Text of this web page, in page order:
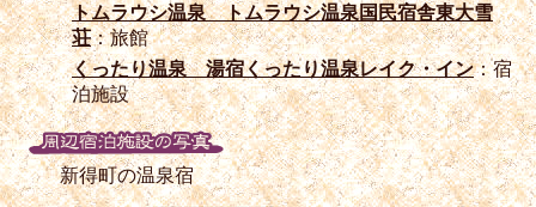
トムラウシ温泉 トムラウシ温泉国民宿舎東大雪
荘：旅館
くったり温泉 湯宿くったり温泉レイク・イン：宿
泊施設
新得町の温泉宿